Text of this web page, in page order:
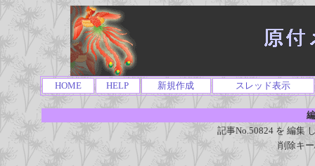
HOME HELP 新規作成 スレッド表示
記事No.50824 を 編集
削除キ